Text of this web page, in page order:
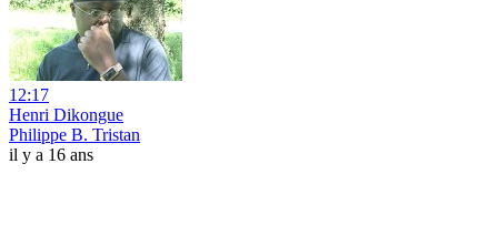
12:17
Henri Dikongue
Philippe B. Tristan
il y a 16 ans